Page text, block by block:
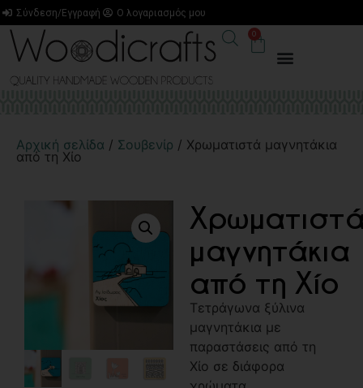
Σύνδεση/Εγγραφή Ο λογαριασμός μου
0
Αρχική σελίδα / Σουβενίρ / Χρωματιστά μαγνητάκια
από τη Χίο
μαγνητάκια
από τη Χίο
Τετράγωνα ξύλινα
μαγνητάκια με
παραστάσεις από τη
Χίο σε διάφορα